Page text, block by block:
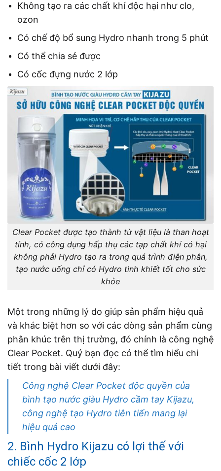
Không tạo ra các chất khí độc hại như clo,
ozon
Có chế độ bổ sung Hydro nhanh trong 5 phút
Có thể chia sẻ được
Có cốc đựng nước 2 lớp
Clear Pocket được tạo thành từ vật liệu là than hoạt
tính, có công dụng hấp thụ các tạp chất khí có hại
không phải Hydro tạo ra trong quá trình điện phân,
tạo nước uống chỉ có Hydro tinh khiết tốt cho sức
khỏe
Một trong những lý do giúp sản phẩm hiệu quả
và khác biệt hơn so với các dòng sản phẩm cùng
phân khúc trên thị trường, đó chính là công nghệ
Clear Pocket. Quý bạn đọc có thể tìm hiểu chi
tiết trong bài viết dưới đây:
Công nghệ Clear Pocket độc quyền của
bình tạo nước giàu Hydro cầm tay Kijazu,
công nghệ tạo Hydro tiên tiến mang lại
hiệu quả cao
2. Bình Hydro Kijazu có lợi thế với
chiếc cốc 2 lớp